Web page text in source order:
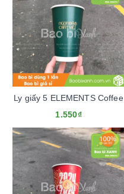
Ly giấy 5 ELEMENTS Coffee
1.550₫